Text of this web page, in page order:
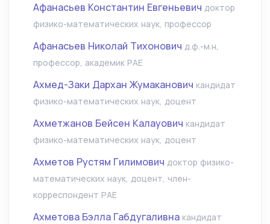
Афанасьев Константин Евгеньевич доктор
физико-математических наук, профессор
Афанасьев Николай Тихонович д.ф.-м.н,
профессор, академик РАЕ
Ахмед-Заки Дархан Жумаканович кандидат
физико-математических наук, доцент
Ахметжанов Бейсен Калауович кандидат
физико-математических наук, доцент
Ахметов Рустям Гилимович доктор физико-
математических наук, доцент, член-
корреспондент РАЕ
Ахметова Бэлла Габдугаливна кандидат